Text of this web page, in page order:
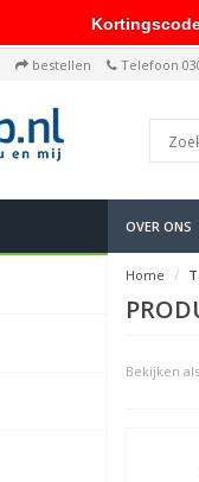
bestellen Telefoon
OVER ONS
Home
Bekijken